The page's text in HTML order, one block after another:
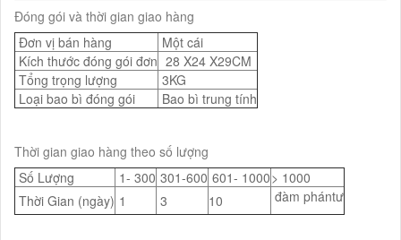
Đóng gói và thời gian giao hàng
Đơn vị bán hàng
Một cái
Kích thước đóng gói đơn 28 X24 X29CM
Tổng trọng lượng
3KG
Loại bao bì đóng gói
Bao bì trung tính
Thời gian giao hàng theo số lượng
Số Lượng
1- 300 301-600 601- 1000> 1000
Thời Gian (ngày) 1 3 10 đàm phántư